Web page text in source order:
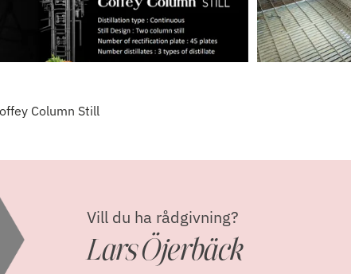
Column Still
Vill du ha rådgivning?
Lars Öjerbäck